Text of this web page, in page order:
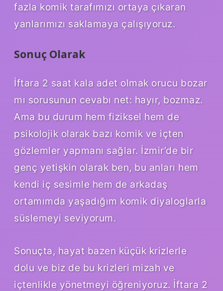
fazla komik tarafımızı ortaya çıkaran
yanlarımızı saklamaya çalışıyoruz.
Sonuç Olarak
İftara 2 saat kala adet olmak orucu bozar
mı sorusunun cevabı net: hayır, bozmaz.
Ama bu durum hem fiziksel hem de
psikolojik olarak bazı komik ve içten
gözlemler yapmanı sağlar. İzmir’de bir
genç yetişkin olarak ben, bu anları hem
kendi iç sesimle hem de arkadaş
ortamımda yaşadığım komik diyaloglarla
süslemeyi seviyorum.
Sonuçta, hayat bazen küçük krizlerle
dolu ve biz de bu krizleri mizah ve
içtenlikle yönetmeyi öğreniyoruz. İftara 2